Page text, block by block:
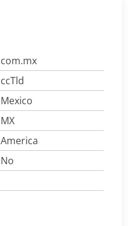
com.mx
ccTld
Mexico
MX
America
No